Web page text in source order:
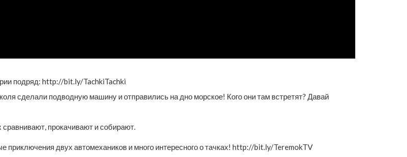
подряд: http://bit.ly/TachkiTachki
сделали подводную машину и отправились на дно морское! Кого они там встретят? Давай
прокачивают и собирают.
двух автомехаников и много интересного о тачках! http://bit.ly/TeremokTV